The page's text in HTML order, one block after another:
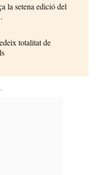
la setena edició del
totalitat de